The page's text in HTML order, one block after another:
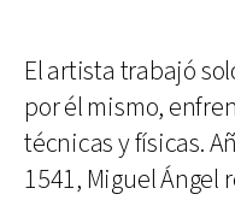
El artista trabajó
por él mismo,
técnicas y físicas.
1541, Miguel Ángel